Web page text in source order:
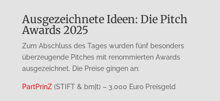
Ausgezeichnete Ideen: Die Pitch
Awards 2025
Zum Abschluss des Tages wurden fünf besonders
überzeugende Pitches mit renommierten Awards
ausgezeichnet. Die Preise gingen an:
PartPrinZ(STIFT & bm|t) – 3.000 Euro Preisgeld